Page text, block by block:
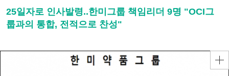
25일자로 인사발령..한미그룹 책임리더 9명 "OCI그
룹과의 통합, 전적으로 찬성"